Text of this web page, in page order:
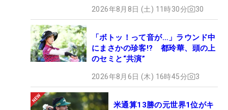
2026年8月8日 (土) 11時30分 30
「ボトッ！って音が…」ラウンド中
にまさかの珍客!? 都玲華、頭の上
のセミと“共演”
2026年8月6日 (木) 16時45分 3
米通算13勝の元世界1位がキ